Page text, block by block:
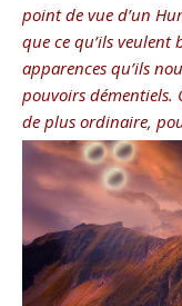
point de vue d’un
que ce qu’ils veulent
apparences qu’ils
pouvoirs démentiels.
de plus ordinaire,